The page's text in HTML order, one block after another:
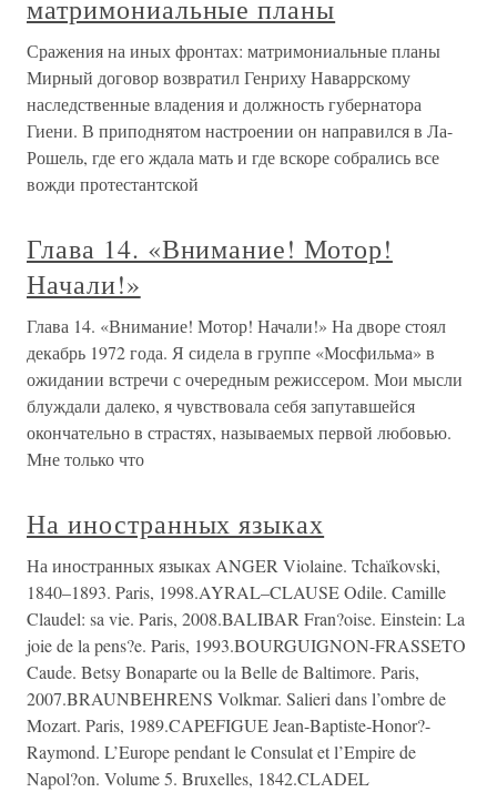
матримониальные планы
Сражения на иных фронтах: матримониальные планы
Мирный договор возвратил Генриху Наваррскому
наследственные владения и должность губернатора
Гиени. В приподнятом настроении он направился в Ла-
Рошель, где его ждала мать и где вскоре собрались все
вожди протестантской
Глава 14. «Внимание! Мотор!
Начали!»
Глава 14. «Внимание! Мотор! Начали!» На дворе стоял
декабрь 1972 года. Я сидела в группе «Мосфильма» в
ожидании встречи с очередным режиссером. Мои мысли
блуждали далеко, я чувствовала себя запутавшейся
окончательно в страстях, называемых первой любовью.
Мне только что
На иностранных языках
На иностранных языках ANGER Violaine. Tchaїkovski,
1840–1893. Paris, 1998.AYRAL–CLAUSE Odile. Camille
Claudel: sa vie. Paris, 2008.BALIBAR Fran?oise. Einstein: La
joie de la pens?e. Paris, 1993.BOURGUIGNON-FRASSETO
Caude. Betsy Bonaparte ou la Belle de Baltimore. Paris,
2007.BRAUNBEHRENS Volkmar. Salieri dans l’ombre de
Mozart. Paris, 1989.CAPEFIGUE Jean-Baptiste-Honor?-
Raymond. L’Europe pendant le Consulat et l’Empire de
Napol?on. Volume 5. Bruxelles, 1842.CLADEL